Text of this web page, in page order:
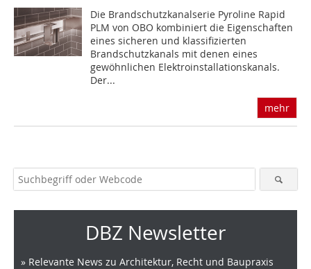
Die Brandschutzkanalserie Pyroline Rapid
PLM von OBO kombiniert die Eigenschaften
eines ­sicheren und klassifizierten
Brandschutzkanals mit denen eines
gewöhnlichen Elektroinstalla­tionskanals.
Der...
mehr
DBZ Newsletter
» Relevante News zu Architektur, Recht und Baupraxis